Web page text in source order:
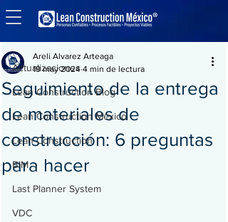
Entrada
Actualizaciones
Lean Construction Blog
Lean Construction México
Lean Construction
BIM
Last Planner System
VDC
Seguimiento de la entrega
de materiales de
construcción: 6 preguntas
para hacer
Areli Alvarez Arteaga
19 may 2024 4 min de lectura